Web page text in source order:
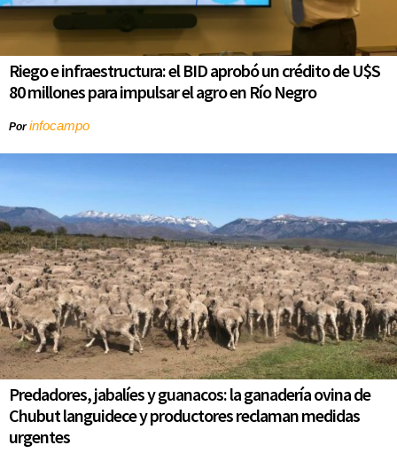
Riego e infraestructura: el BID aprobó un crédito de U$S
80 millones para impulsar el agro en Río Negro
Porinfocampo
Predadores, jabalíes y guanacos: la ganadería ovina de
Chubut languidece y productores reclaman medidas
urgentes